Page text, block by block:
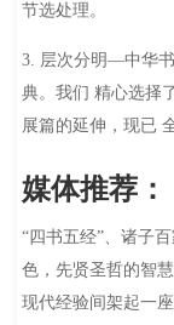
节选处理。
3. 层次分明—中华
典。我们 精心选择
展篇的延伸，现已
媒体推荐：
“四书五经”、诸子
色，先贤圣哲的智
现代经验间架起一